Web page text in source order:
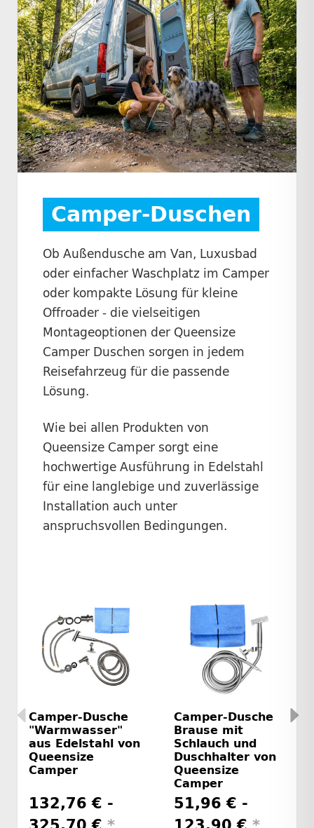
Camper-Duschen
Ob Außendusche am Van, Luxusbad
oder einfacher Waschplatz im Camper
oder kompakte Lösung für kleine
Offroader - die vielseitigen
Montageoptionen der Queensize
Camper Duschen sorgen in jedem
Reisefahrzeug für die passende
Lösung.
Wie bei allen Produkten von
Queensize Camper sorgt eine
hochwertige Ausführung in Edelstahl
für eine langlebige und zuverlässige
Installation auch unter
anspruchsvollen Bedingungen.
Camper-Dusche
"Warmwasser"
aus Edelstahl von
Queensize
Camper
132,76 € -
Camper-Dusche
Brause mit
Schlauch und
Duschhalter von
Queensize
Camper
51,96 € -